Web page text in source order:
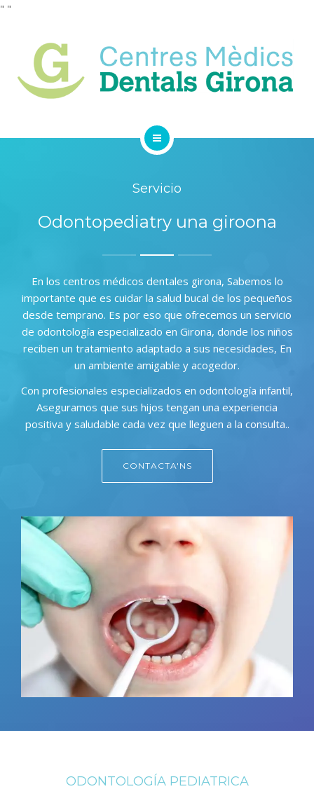
" "
CUADRO MÉDICO
CONTACTO
SERVICIOS
CUADRO MÉDICO
Servicio
Odontopediatry una giroona
En los centros médicos dentales girona, Sabemos lo
importante que es cuidar la salud bucal de los pequeños
desde temprano. Es por eso que ofrecemos un servicio
de odontología especializado en Girona, donde los niños
reciben un tratamiento adaptado a sus necesidades, En
un ambiente amigable y acogedor.
Con profesionales especializados en odontología infantil,
Aseguramos que sus hijos tengan una experiencia
positiva y saludable cada vez que lleguen a la consulta..
CONTACTA'NS
ODONTOLOGÍA PEDIATRICA